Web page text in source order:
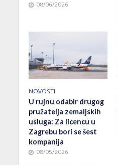
08/06/2026
NOVOSTI
U rujnu odabir drugog
pružatelja zemaljskih
usluga: Za licencu u
Zagrebu bori se šest
kompanija
08/05/2026